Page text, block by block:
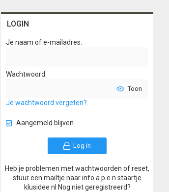
LOGIN
Je naam of e-mailadres
Wachtwoord
Toon
Je wachtwoord vergeten?
Aangemeld blijven
Log in
Heb je problemen met wachtwoorden of reset,
stuur een mailtje naar info a p e n staartje
klusidee nl Nog niet geregistreerd?